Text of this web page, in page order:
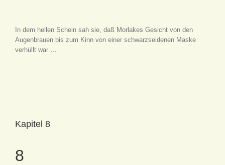
In dem hellen Schein sah sie, daß Morlakes Gesicht von den
Augenbrauen bis zum Kinn von einer schwarzseidenen Maske
verhüllt war …
Kapitel 8
8